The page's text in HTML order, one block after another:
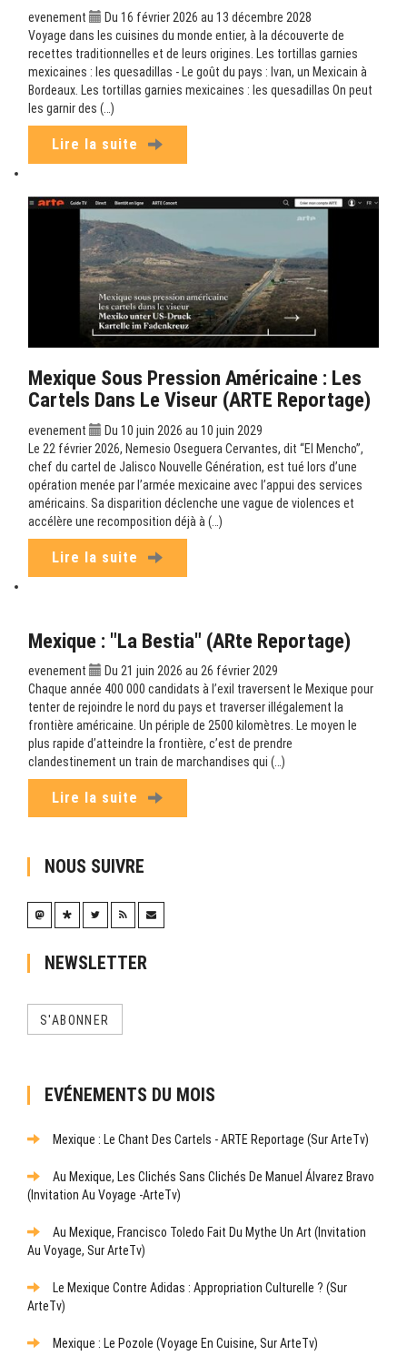
evenement
Du 16 février 2026 au 13 décembre 2028
Voyage dans les cuisines du monde entier, à la découverte de
recettes traditionnelles et de leurs origines. Les tortillas garnies
mexicaines : les quesadillas - Le goût du pays : Ivan, un Mexicain à
Bordeaux. Les tortillas garnies mexicaines : les quesadillas On peut
les garnir des (…)
Lire la suite
Mexique Sous Pression Américaine : Les
Cartels Dans Le Viseur (ARTE Reportage)
evenement
Du 10 juin 2026 au 10 juin 2029
Le 22 février 2026, Nemesio Oseguera Cervantes, dit “El Mencho”,
chef du cartel de Jalisco Nouvelle Génération, est tué lors d’une
opération menée par l’armée mexicaine avec l’appui des services
américains. Sa disparition déclenche une vague de violences et
accélère une recomposition déjà à (…)
Lire la suite
Mexique : "La Bestia" (ARte Reportage)
evenement
Du 21 juin 2026 au 26 février 2029
Chaque année 400 000 candidats à l’exil traversent le Mexique pour
tenter de rejoindre le nord du pays et traverser illégalement la
frontière américaine. Un périple de 2500 kilomètres. Le moyen le
plus rapide d’atteindre la frontière, c’est de prendre
clandestinement un train de marchandises qui (…)
Lire la suite
NOUS SUIVRE
NEWSLETTER
S'ABONNER
EVÉNEMENTS DU MOIS
Mexique : Le Chant Des Cartels - ARTE Reportage (sur ArteTv)
Au Mexique, Les Clichés Sans Clichés De Manuel Álvarez Bravo
(Invitation Au Voyage -ArteTv)
Au Mexique, Francisco Toledo Fait Du Mythe Un Art (Invitation
Au Voyage, Sur ArteTv)
Le Mexique Contre Adidas : Appropriation Culturelle ? (sur
ArteTv)
Mexique : Le Pozole (Voyage En Cuisine, Sur ArteTv)